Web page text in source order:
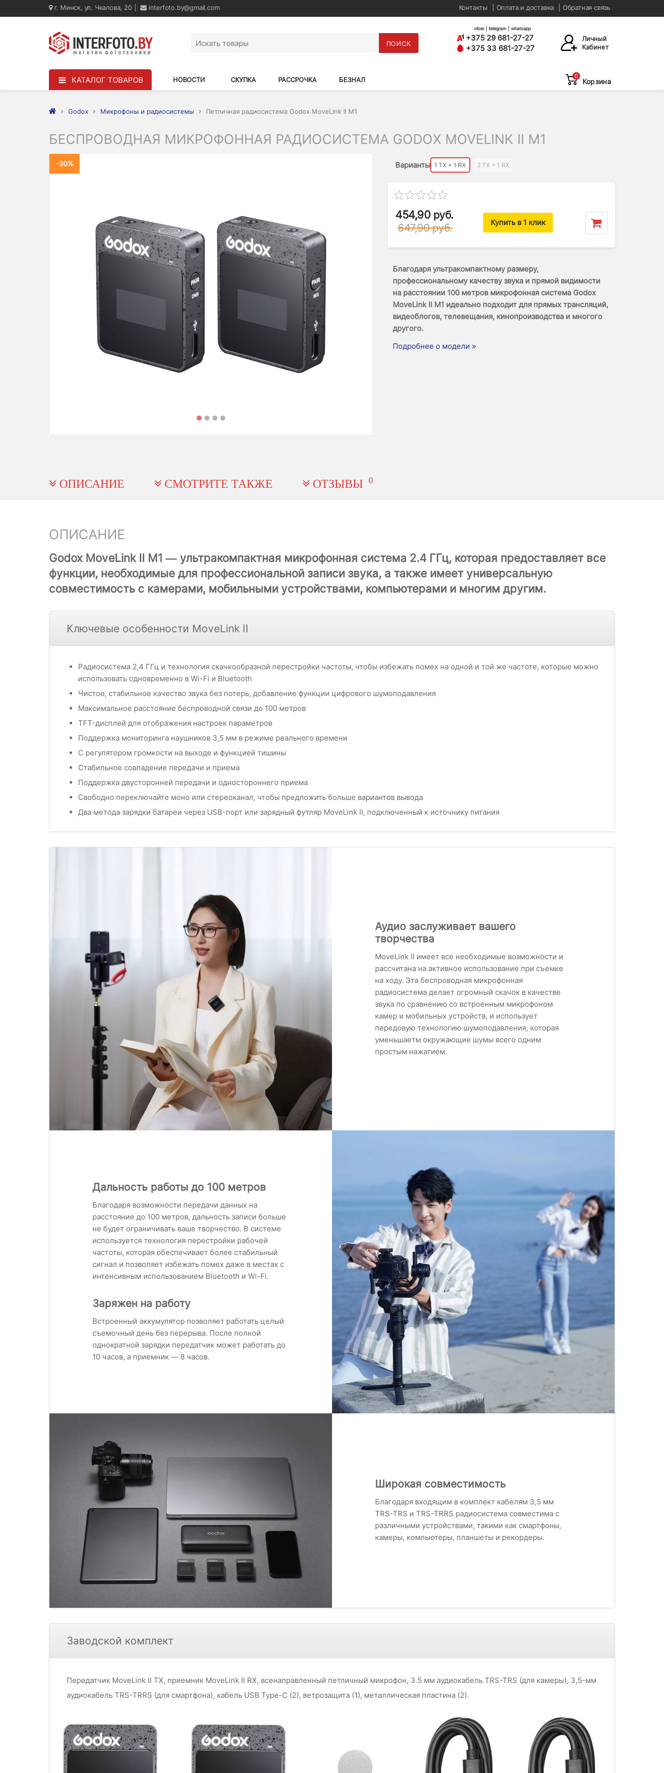
г. Минск, ул. Чкалова, 20 interfoto.by@gmail.com Контакты Оплата и доставка Обратная связь
ПОИСК
viber | telegram | whatsapp
+375 29 681-27-27
+375 33 681-27-27
Личный
Кабинет
КАТАЛОГ ТОВАРОВ НОВОСТИ СКУПКА РАССРОЧКА БЕЗНАЛ 0
Корзина
Godox Микрофоны и радиосистемы Петличная радиосистема Godox MoveLink II M1
БЕСПРОВОДНАЯ МИКРОФОННАЯ РАДИОСИСТЕМА GODOX MOVELINK II M1
-30% Варианты 1 TX + 1 RX 2 TX + 1 RX
454,90 руб.
647,90 руб. Купить в 1 клик
Благодаря ультракомпактному размеру,
профессиональному качеству звука и прямой видимости
на расстоянии 100 метров микрофонная система Godox
MoveLink II M1 идеально подходит для прямых трансляций,
видеоблогов, телевещания, кинопроизводства и многого
другого.
Подробнее о модели »
ОПИСАНИЕ СМОТРИТЕ ТАКЖЕ ОТЗЫВЫ 0
ОПИСАНИЕ
Godox MoveLink II M1 — ультракомпактная микрофонная система 2.4 ГГц, которая предоставляет все
функции, необходимые для профессиональной записи звука, а также имеет универсальную
совместимость с камерами, мобильными устройствами, компьютерами и многим другим.
Ключевые особенности MoveLink II
Радиосистема 2,4 ГГц и технология скачкообразной перестройки частоты, чтобы избежать помех на одной и той же частоте, которые можно
использовать одновременно в Wi-Fi и Bluetooth
Чистое, стабильное качество звука без потерь, добавление функции цифрового шумоподавления
Максимальное расстояние беспроводной связи до 100 метров
TFT-дисплей для отображения настроек параметров
Поддержка мониторинга наушников 3,5 мм в режиме реального времени
С регулятором громкости на выходе и функцией тишины
Стабильное совпадение передачи и приема
Поддержка двусторонней передачи и одностороннего приема
Свободно переключайте моно или стереоканал, чтобы предложить больше вариантов вывода
Два метода зарядки батареи через USB-порт или зарядный футляр MoveLink II, подключенный к источнику питания
Аудио заслуживает вашего
творчества
MoveLink II имеет все необходимые возможности и
рассчитана на активное использование при съемке
на ходу. Эта беспроводная микрофонная
радиосистема делает огромный скачок в качестве
звука по сравнению со встроенным микрофоном
камер и мобильных устройств, и использует
передовую технологию шумоподавления, которая
уменьшаетм окружающие шумы всего одним
простым нажатием.
Дальность работы до 100 метров
Благодаря возможности передачи данных на
расстояние до 100 метров, дальность записи больше
не будет ограничивать ваше творчество. В системе
используется технология перестройки рабочей
частоты, которая обеспечивает более стабильный
сигнал и позволяет избежать помех даже в местах с
интенсивным использованием Bluetooth и Wi-Fi.
Заряжен на работу
Встроенный аккумулятор позволяет работать целый
съемочный день без перерыва. После полной
однократной зарядки передатчик может работать до
10 часов, а приемник — 8 часов.
Широкая совместимость
Благодаря входящим в комплект кабелям 3,5 мм
TRS-TRS и TRS-TRRS радиосистема совместима с
различными устройствами, такими как смартфоны,
камеры, компьютеры, планшеты и рекордеры.
Заводской комплект
Передатчик MoveLink II TX, приемник MoveLink II RX, всенаправленный петличный микрофон, 3.5 мм аудиокабель TRS-TRS (для камеры), 3,5-мм
аудиокабель TRS-TRRS (для смартфона), кабель USB Type-C (2), ветрозащита (1), металлическая пластина (2).